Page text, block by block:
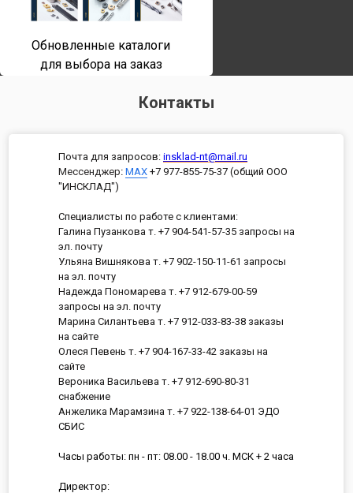
Обновленные каталоги
для выбора на заказ
Контакты
Почта для запросов: insklad-nt@mail.ru
Мессенджер: MAX +7 977-855-75-37 (общий ООО
"ИНСКЛАД")
Специалисты по работе с клиентами:
Галина Пузанкова т. +7 904-541-57-35 запросы на
эл. почту
Ульяна Вишнякова т. +7 902-150-11-61 запросы
на эл. почту
Надежда Пономарева т. +7 912-679-00-59
запросы на эл. почту
Марина Силантьева т. +7 912-033-83-38 заказы
на сайте
Олеся Певень т. +7 904-167-33-42 заказы на
сайте
Вероника Васильева т. +7 912-690-80-31
снабжение
Анжелика Марамзина т. +7 922-138-64-01 ЭДО
СБИС
Часы работы: пн - пт: 08.00 - 18.00 ч. МСК + 2 часа
Директор: